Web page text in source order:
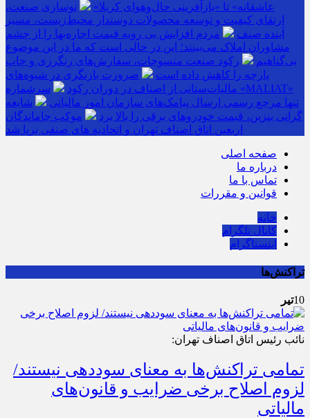
عاشقانه» تا «بازآفرینی حال‌وهوای کربلا»
نوسازی صنعت،
ارتقای کیفیت و توسعه محصولات دوستدار محیط‌زیست، مسیر
آینده صنف
مردم افزایش بی رویه قیمت اجاره‌بها را از چشم
مشاوران املاک می‌بینند؛ این در حالی است که ما در این موضوع
بی‌گناهیم
رکود صنعت منسوجات، سفارش‌های رنگرزی و چاپ
پارچه را کاهش داده است
ضرورت بازنگری در شیوه‌های
مالیات‌ستانی از اصناف در دوران رکود
سرشماره «MALIAT»
تنها مرجع رسمی ارسال پیامک‌های سازمان امور مالیاتی
شایعه
گرانی بنزین، قیمت خودروهای برقی را بالا برد
موکب جاماندگان
اربعین اتاق اصناف تهران و اتحادیه های صنفی برپا شد
صفحه اصلی
درباره ما
تماس با ما
قوانین و مقررات
خانه
کانال تلگرام
اینستاگرام
تراکنش‌ها
10تیر
نائب رئیس اتاق اصناف تهران:
تمامی تراکنش‌ها به معنای سوددهی نیستند/
لزوم اصلاح برخی ضرایب و قانون‌های
مالیاتی